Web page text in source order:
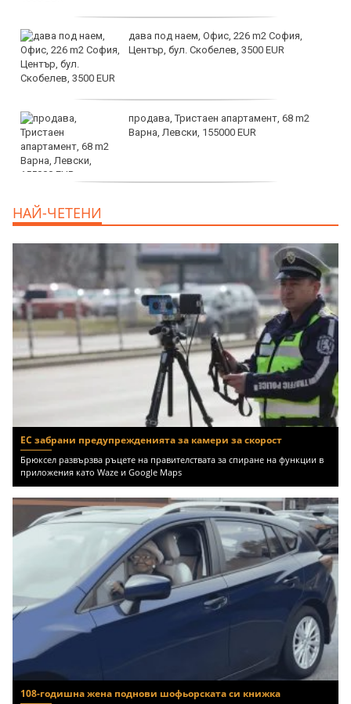
дава под наем, Офис, 226 m2 София,
Център, бул. Скобелев, 3500 EUR
продава, Тристаен апартамент, 68 m2
Варна, Левски, 155000 EUR
НАЙ-ЧЕТЕНИ
ЕС забрани предупрежденията за камери за скорост
Брюксел развързва ръцете на правителствата за спиране на функции в
приложения като Waze и Google Maps
108-годишна жена поднови шофьорската си книжка